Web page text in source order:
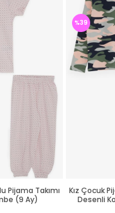
Pijama Takımı
(9 Ay)
Kız Çocuk
Desenli
%39